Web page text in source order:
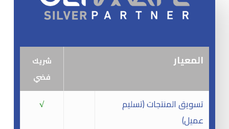
شريك
فضي
المعيار
√
تسويق المنتجات (تسليم
عميل)